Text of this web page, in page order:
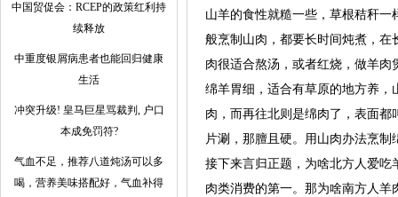
中国贸促会：RCEP的政策红利持
续释放
中重度银屑病患者也能回归健康
生活
冲突升级! 皇马巨星骂裁判, 户口
本成免罚符?
气血不足，推荐八道炖汤可以多
喝，营养美味搭配好，气血补得
山羊的食性就糙一些，草根秸秆
般烹制山肉，都要长时间炖煮，
肉很适合熬汤，或者红烧，做羊肉
绵羊胃细，适合有草原的地方养
肉，而再往北则是绵肉了，表面
片涮，那膻且硬。用山肉办法烹
接下来言归正题，为啥北方人爱
肉类消费的第一。那为啥南方人